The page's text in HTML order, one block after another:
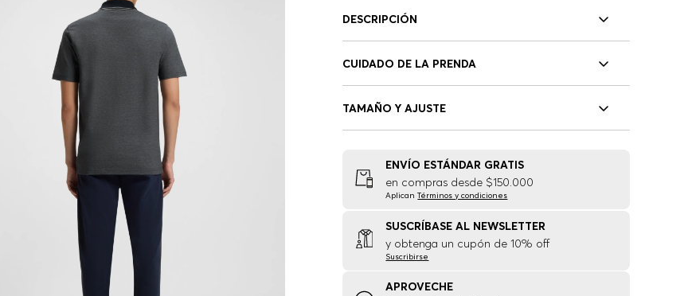
DESCRIPCIÓN
CUIDADO DE LA PRENDA
TAMAÑO Y AJUSTE
ENVÍO ESTÁNDAR GRATIS
en compras desde $150.000
AplicanTérminos y condiciones
SUSCRÍBASE AL NEWSLETTER
y obtenga un cupón de 10% off
Suscribirse
APROVECHE